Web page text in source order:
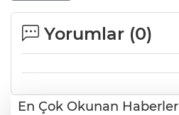
Yorumlar (0)
En Çok Okunan Haberler